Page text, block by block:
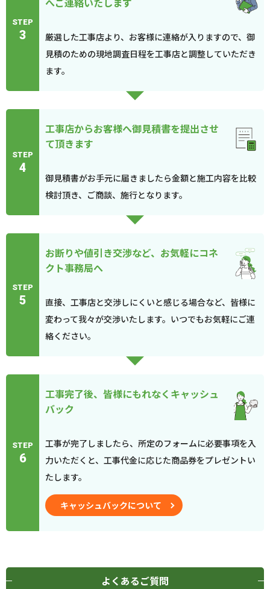
STEP
3
厳選した工事店より、お客様に連絡が入りますので、御
見積のための現地調査日程を工事店と調整していただき
ます。
STEP
4
工事店からお客様へ御見積書を提出させ
て頂きます
御見積書がお手元に届きましたら金額と施工内容を比較
検討頂き、ご商談、施行となります。
STEP
5
お断りや値引き交渉など、お気軽にコネ
クト事務局へ
直接、工事店と交渉しにくいと感じる場合など、皆様に
変わって我々が交渉いたします。いつでもお気軽にご連
絡ください。
STEP
6
工事完了後、皆様にもれなくキャッシュ
バック
工事が完了しましたら、所定のフォームに必要事項を入
力いただくと、工事代金に応じた商品券をプレゼントい
たします。
キャッシュバックについて
よくあるご質問